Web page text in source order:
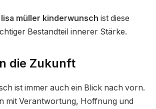
lisa müller kinderwunsch ist diese
Bestandteil innerer Stärke.
die Zukunft
ist immer auch ein Blick nach vorn.
mit Verantwortung, Hoffnung und